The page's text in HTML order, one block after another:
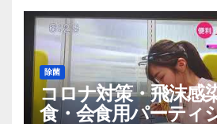
除菌
コロナ対策・飛沫感
食・会食用パーティ